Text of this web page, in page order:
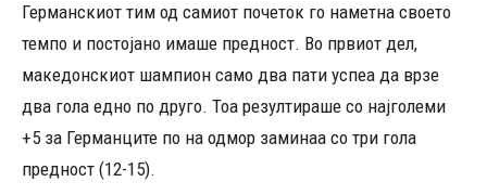
Германскиот тим од самиот почеток го наметна своето
темпо и постојано имаше предност. Во првиот дел,
македонскиот шампион само два пати успеа да врзе
два гола едно по друго. Тоа резултираше со најголеми
+5 за Германците по на одмор заминаа со три гола
предност (12-15).